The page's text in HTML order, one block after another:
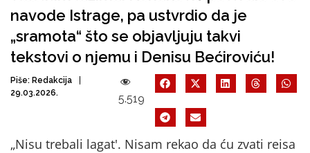
navode Istrage, pa ustvrdio da je
„sramota“ što se objavljuju takvi
tekstovi o njemu i Denisu Bećiroviću!
Piše: Redakcija
29.03.2026.
5.519
„Nisu trebali lagat'. Nisam rekao da ću zvati reisa